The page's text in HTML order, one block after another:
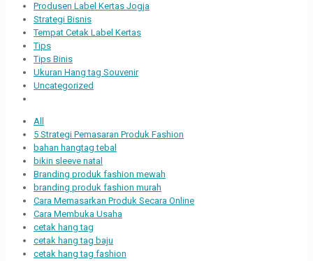
Produsen Label Kertas Jogja
Strategi Bisnis
Tempat Cetak Label Kertas
Tips
Tips Binis
Ukuran Hang tag Souvenir
Uncategorized
All
5 Strategi Pemasaran Produk Fashion
bahan hangtag tebal
bikin sleeve natal
Branding produk fashion mewah
branding produk fashion murah
Cara Memasarkan Produk Secara Online
Cara Membuka Usaha
cetak hang tag
cetak hang tag baju
cetak hang tag fashion